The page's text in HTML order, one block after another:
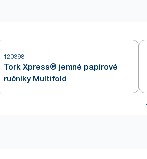
120398
Tork Xpress® jemné papírové
ručníky Multifold